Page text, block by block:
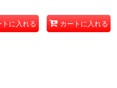
トに入れる カートに入れる